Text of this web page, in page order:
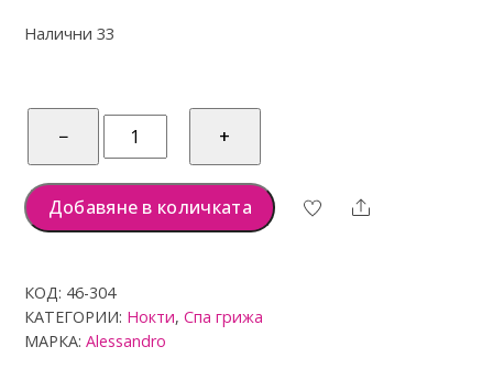
т
Налични 33
−
количество
alessandro
Cozy
Vanilla
нокти
+
Добавяне в количката Share
КОД: 46-304
КАТЕГОРИИ: Нокти,Спа грижа
МАРКА:Alessandro